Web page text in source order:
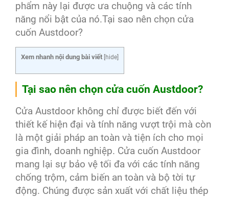
phẩm này lại được ưa chuộng và các tính
năng nổi bật của nó.Tại sao nên chọn cửa
cuốn Austdoor?
Xem nhanh nội dung bài viết hide
Tại sao nên chọn cửa cuốn Austdoor?
Cửa Austdoor không chỉ được biết đến với
thiết kế hiện đại và tính năng vượt trội mà còn
là một giải pháp an toàn và tiện ích cho mọi
gia đình, doanh nghiệp. Cửa cuốn Austdoor
mang lại sự bảo vệ tối đa với các tính năng
chống trộm, cảm biến an toàn và bộ tời tự
động. Chúng được sản xuất với chất liệu thép